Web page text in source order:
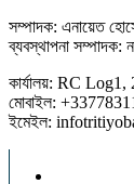
সম্পাদক: এনায়েত
ব্যবস্থাপনা সম্পাদক:
কার্যালয়: RC
মোবাইল:
ইমেইল: